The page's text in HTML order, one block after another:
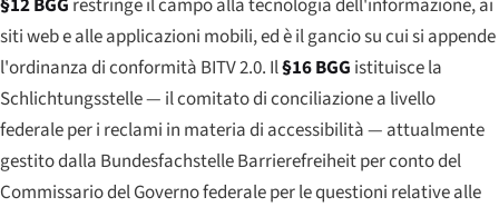
siti web e alle applicazioni mobili, ed è il gancio su cui si appende
l'ordinanza di conformità BITV 2.0. Il§16 BGG istituisce la
Schlichtungsstelle — il comitato di conciliazione a livello
federale per i reclami in materia di accessibilità — attualmente
gestito dalla Bundesfachstelle Barrierefreiheit per conto del
Commissario del Governo federale per le questioni relative alle